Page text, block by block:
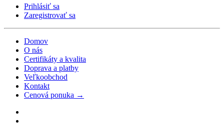
Prihlásiť sa
Zaregistrovať sa
Domov
O nás
Certifikáty a kvalita
Doprava a platby
Veľkoobchod
Kontakt
Cenová ponuka →